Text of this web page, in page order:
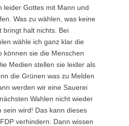
leider Gottes mit Mann und
Was zu wählen, was keine
bringt halt nichts. Bei
wähle ich ganz klar die
können sie die Menschen
Medien stellen sie leider als
die Grünen was zu Melden
werden wir eine Sauerei
Wahlen nicht wieder
sein wird! Das kann dieses
verhindern. Dann wissen